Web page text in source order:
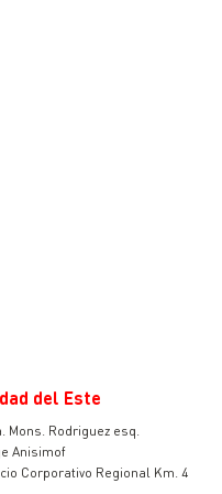
del Este
Mons. Rodriguez esq.
Anisimof
Corporativo Regional Km. 4